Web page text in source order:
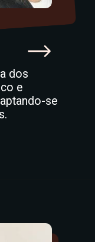
dos
e
se